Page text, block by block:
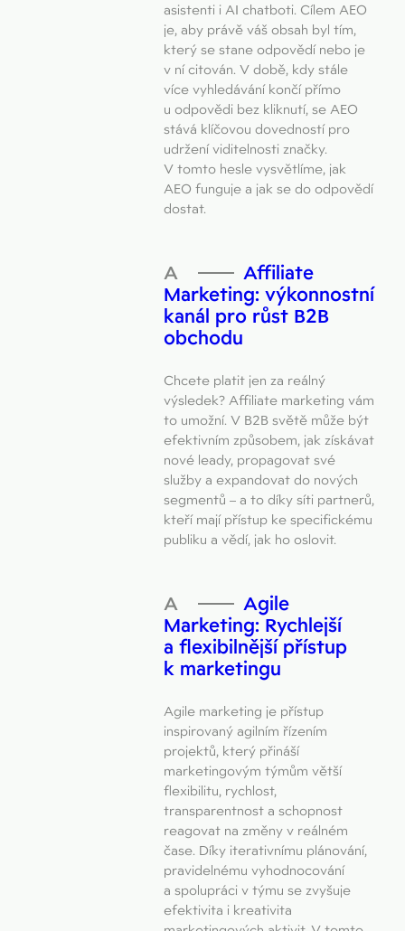
asistenti i AI chatboti. Cílem AEO
je, aby právě váš obsah byl tím,
který se stane odpovědí nebo je
v ní citován. V době, kdy stále
více vyhledávání končí přímo
u odpovědi bez kliknutí, se AEO
stává klíčovou dovedností pro
udržení viditelnosti značky.
V tomto hesle vysvětlíme, jak
AEO funguje a jak se do odpovědí
dostat.
Affiliate
Marketing: výkonnostní
kanál pro růst B2B
obchodu
Chcete platit jen za reálný
výsledek? Affiliate marketing vám
to umožní. V B2B světě může být
efektivním způsobem, jak získávat
nové leady, propagovat své
služby a expandovat do nových
segmentů – a to díky síti partnerů,
kteří mají přístup ke specifickému
publiku a vědí, jak ho oslovit.
Agile
Marketing: Rychlejší
a flexibilnější přístup
k marketingu
Agile marketing je přístup
inspirovaný agilním řízením
projektů, který přináší
marketingovým týmům větší
flexibilitu, rychlost,
transparentnost a schopnost
reagovat na změny v reálném
čase. Díky iterativnímu plánování,
pravidelnému vyhodnocování
a spolupráci v týmu se zvyšuje
efektivita i kreativita